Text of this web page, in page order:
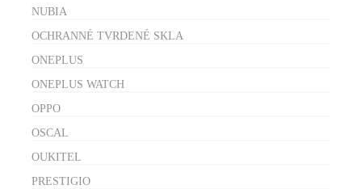
NUBIA
OCHRANNÉ TVRDENÉ SKLA
ONEPLUS
ONEPLUS WATCH
OPPO
OSCAL
OUKITEL
PRESTIGIO